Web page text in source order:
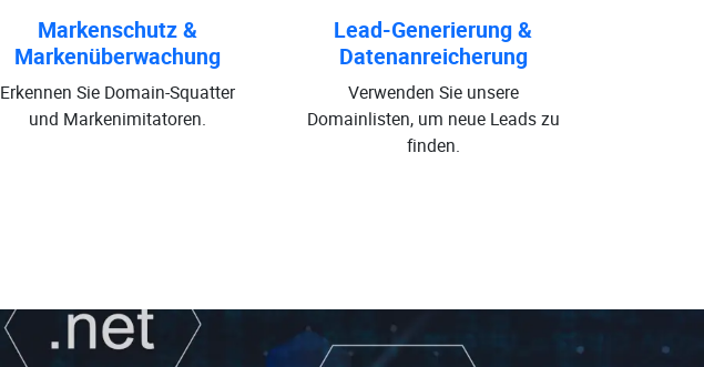
Markenschutz &
Markenüberwachung
Erkennen Sie Domain-Squatter
und Markenimitatoren.
Lead-Generierung &
Datenanreicherung
Verwenden Sie unsere
Domainlisten, um neue Leads zu
finden.